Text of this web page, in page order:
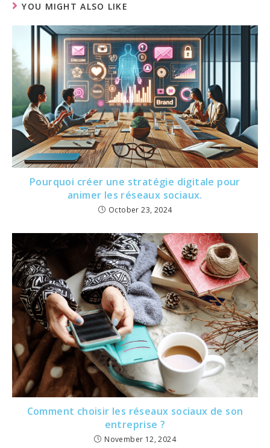
YOU MIGHT ALSO LIKE
Pourquoi créer une stratégie digitale pour
animer les réseaux sociaux.
October 23, 2024
Comment choisir les réseaux sociaux de son
entreprise ?
November 12, 2024